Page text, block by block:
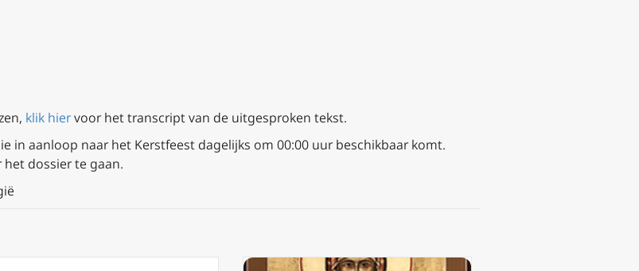
klik hiervoor het transcript van de uitgesproken tekst.
in aanloop naar het Kerstfeest dagelijks om 00:00 uur beschikbaar komt.
het dossier te gaan.